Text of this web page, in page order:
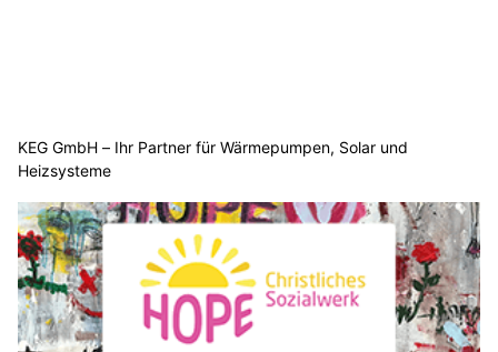
KEG GmbH – Ihr Partner für Wärmepumpen, Solar und
Heizsysteme